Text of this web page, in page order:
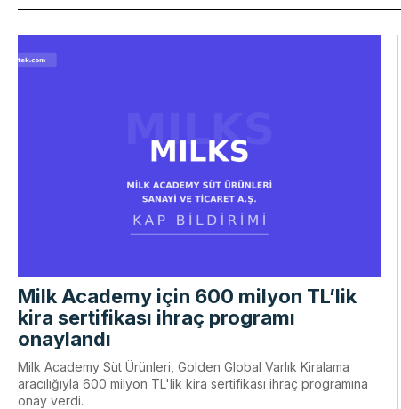
Milk Academy için 600 milyon TL’lik
kira sertifikası ihraç programı
onaylandı
Milk Academy Süt Ürünleri, Golden Global Varlık Kiralama
aracılığıyla 600 milyon TL'lik kira sertifikası ihraç programına
onay verdi.